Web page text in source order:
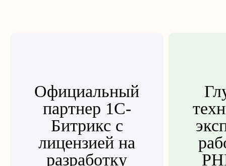
Официальный
партнер 1С-
Битрикс с
лицензией на
разработку